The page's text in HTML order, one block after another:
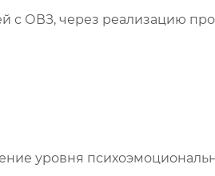
с ОВЗ, через реализацию
уровня